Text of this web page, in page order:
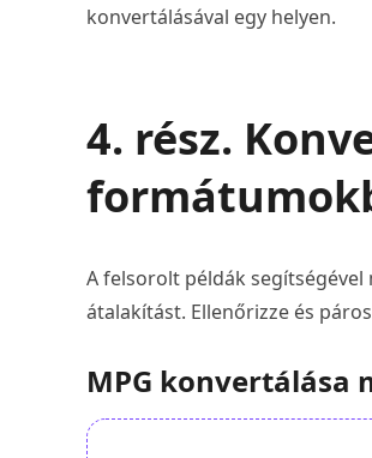
konvertálásával egy helyen.
4. rész.
A felsorolt példák
átalakítást. Ellenőrizze és
MPG konvertálása